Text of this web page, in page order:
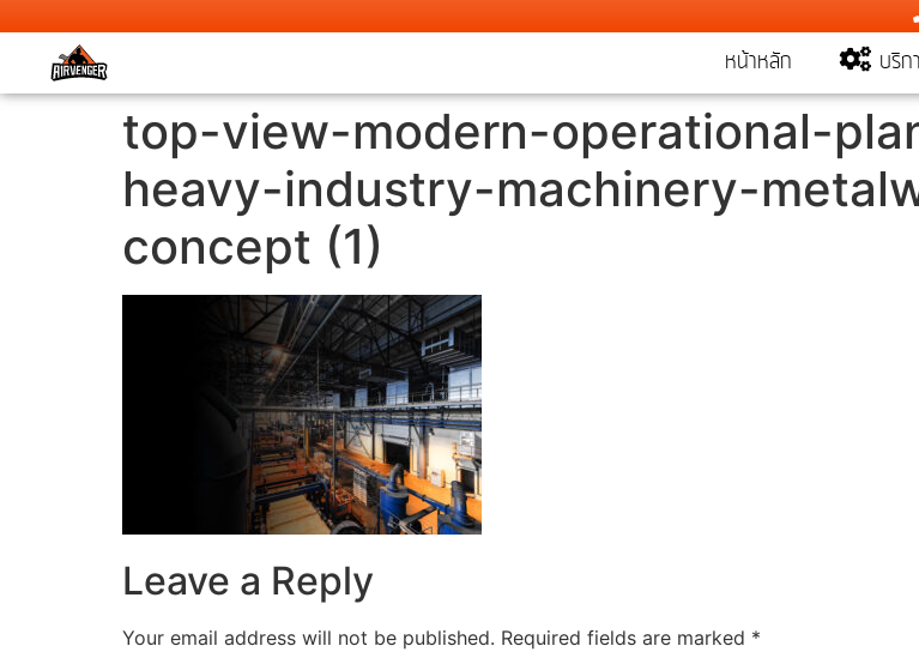
หน้าหลัก บริก
top-view-modern-operational-
heavy-industry-machinery-
concept (1)
Leave a Reply
Your email address will not be published. Required fields are marked *